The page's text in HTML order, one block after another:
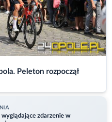
Peleton rozpoczął
wyglądające zdarzenie w